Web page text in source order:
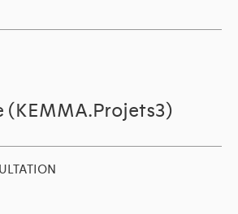
(KEMMA.Projets3)